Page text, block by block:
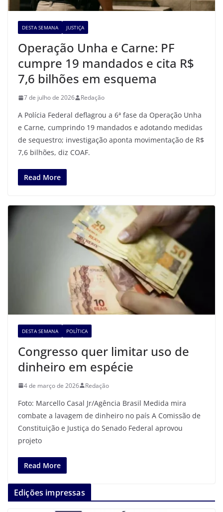
DESTA SEMANA JUSTIÇA
Operação Unha e Carne: PF
cumpre 19 mandados e cita R$
7,6 bilhões em esquema
7 de julho de 2026 Redação
A Polícia Federal deflagrou a 6ª fase da Operação Unha
e Carne, cumprindo 19 mandados e adotando medidas
de sequestro; investigação aponta movimentação de R$
7,6 bilhões, diz COAF.
Read More
DESTA SEMANA POLÍTICA
Congresso quer limitar uso de
dinheiro em espécie
4 de março de 2026 Redação
Foto: Marcello Casal Jr/Agência Brasil Medida mira
combate a lavagem de dinheiro no país A Comissão de
Constituição e Justiça do Senado Federal aprovou
projeto
Read More
Edições impressas